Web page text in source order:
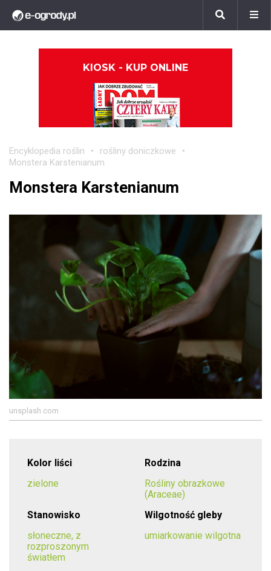
KIOSK - KUP ONLINE
Encyklopedia roślin
rośliny doniczkowe
Monstera Karstenianum
Monstera Karstenianum
unsplash.com
Kolor liści
zielone
Rodzina
Rośliny obrazkowe
(Araceae)
Stanowisko
słoneczne, z
rozproszonym
światłem
Wilgotność gleby
umiarkowanie wilgotna